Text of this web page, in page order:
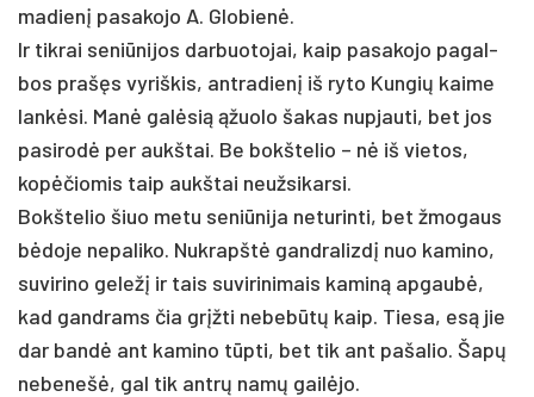
ma­dienį pa­sa­ko­jo A. Glo­bienė.
Ir tik­rai se­niū­ni­jos dar­buo­to­jai, kaip pa­sa­ko­jo pa­gal­
bos pra­šęs vy­riš­kis, ant­ra­dienį iš ry­to Kun­gių kai­me
lankė­si. Manė galė­sią ąžuo­lo ša­kas nu­pjau­ti, bet jos
pa­si­rodė per aukš­tai. Be bokš­te­lio – nė iš vie­tos,
kopė­čio­mis taip aukš­tai neuž­si­kar­si.
Bokš­te­lio šiuo me­tu se­niū­ni­ja ne­tu­rin­ti, bet žmo­gaus
bėdo­je ne­pa­li­ko. Nuk­rapštė gand­ra­lizdį nuo ka­mi­no,
su­vi­ri­no ge­ležį ir tais su­vi­ri­ni­mais ka­miną ap­gaubė,
kad gand­rams čia grįžti ne­bebūtų kaip. Tie­sa, esą jie
dar bandė ant ka­mi­no tūpti, bet tik ant pa­ša­lio. Šapų
ne­be­nešė, gal tik ant­rų namų gailė­jo.